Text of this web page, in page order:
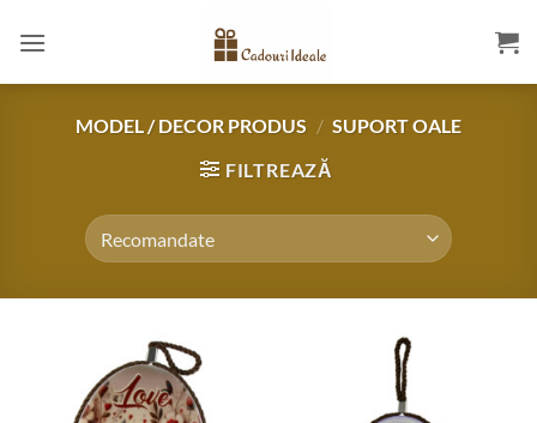
MODEL / DECOR PRODUS / SUPORT OALE
FILTREAZĂ